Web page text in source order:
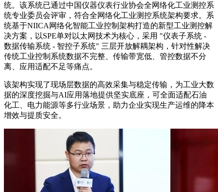
统。该系统已通过中国仪器仪表行业协会全网络化工业测控系
统专业委员会评审，符合全网络化工业测控系统架构要求。系
统基于NIICA网络化智能工业控制架构打造的新型工业测控解
决方案，以SPE单对以太网技术为核心，采用 "仪表子系统 -
数据传输系统 - 智控子系统" 三层开放解耦架构，针对性解决
传统工业控制系统数据不完整、传输带宽低、管控数据不分
离、应用适配不足等痛点。
该架构实现了现场层数据的高效采集与稳定传输，为工业大数
据的深度挖掘与AI应用落地提供坚实底座，可全面适配石油
化工、电力能源等多行业场景，助力企业实现生产运维的降本
增效与提质安全。